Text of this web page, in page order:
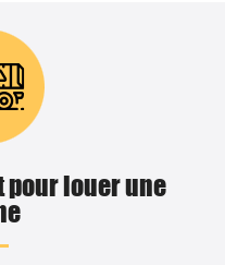
pour louer une